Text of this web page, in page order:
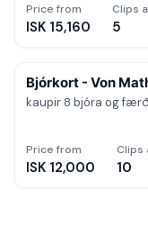
Price from Clips
ISK 15,160 5
Bjórkort - Von
kaupir 8 bjóra og
Price from Clips
ISK 12,000 10